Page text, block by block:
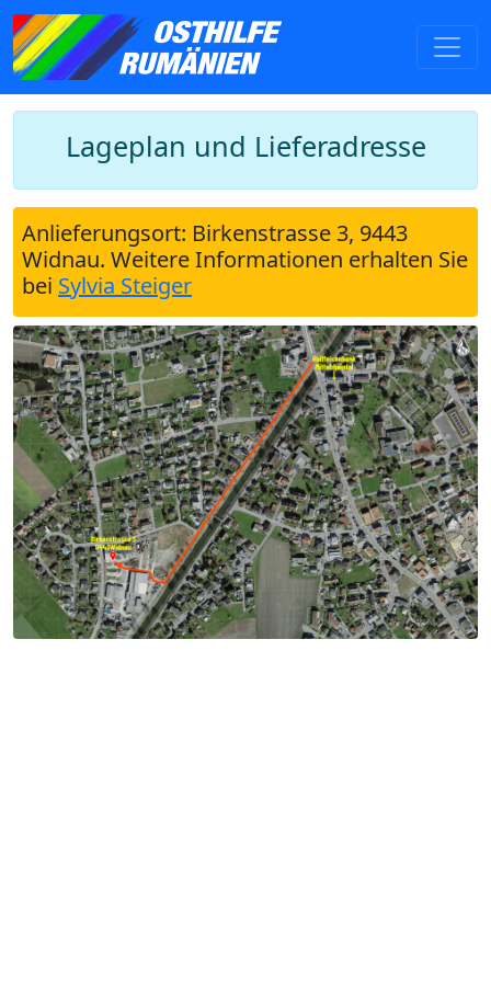
Lageplan und Lieferadresse
Anlieferungsort: Birkenstrasse 3, 9443
Widnau. Weitere Informationen erhalten Sie
bei Sylvia Steiger